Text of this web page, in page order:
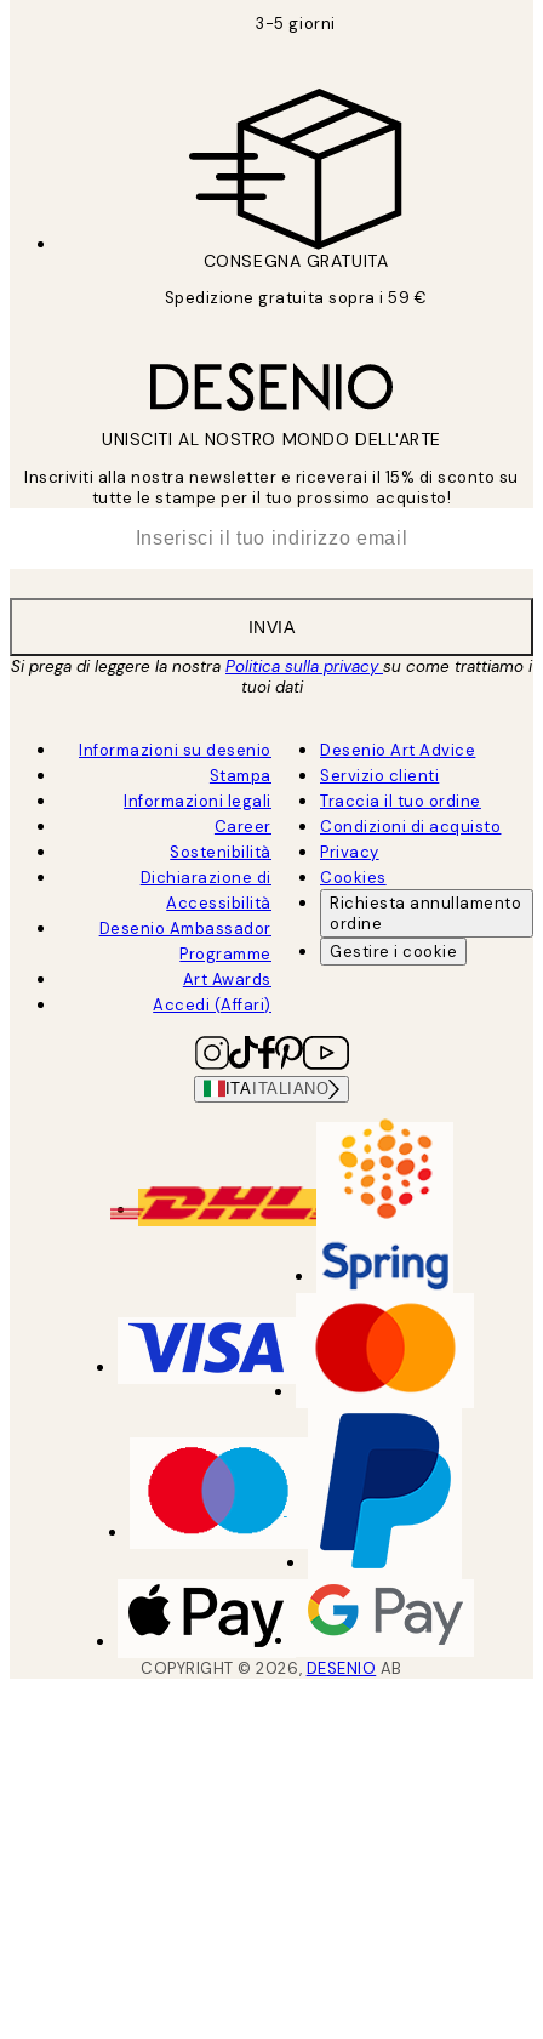
3-5 giorni
CONSEGNA GRATUITA
Spedizione gratuita sopra i 59 €
UNISCITI AL NOSTRO MONDO DELL'ARTE
Inscriviti alla nostra newsletter e riceverai il 15% di sconto su
tutte le stampe per il tuo prossimo acquisto!
INVIA
Si prega di leggere la nostra Politica sulla privacysu come trattiamo i
tuoi dati
Informazioni su desenio
Stampa
Informazioni legali
Career
Sostenibilità
Dichiarazione di
Accessibilità
Desenio Ambassador
Programme
Art Awards
Accedi (Affari)
Desenio Art Advice
Servizio clienti
Traccia il tuo ordine
Condizioni di acquisto
Privacy
Cookies
Richiesta annullamento
ordine
Gestire i cookie
ITA ITALIANO
COPYRIGHT ©2026, DESENIO AB